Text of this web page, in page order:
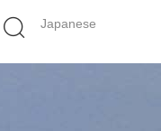
Japanese